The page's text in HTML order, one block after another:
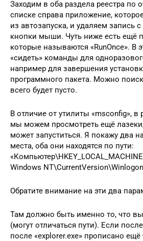
Заходим в оба раздела реестра по
списке справа приложение,
из автозапуска, и удаляем запись
кнопки мыши. Чуть ниже есть ещё
которые называются «RunOnce». В
«сидеть» команды для
например для завершения
программного пакета. Можно
всего будет пусто.
В отличие от утилиты «msconfig», в
мы можем просмотреть ещё лазеки,
может запуститься. Я покажу два
места, оба они находятся по пути:
Windows
Обратите внимание на эти два
Там должно быть именно то, что вы
(могут отличаться пути). Если
после «explorer.exe» прописано ещё